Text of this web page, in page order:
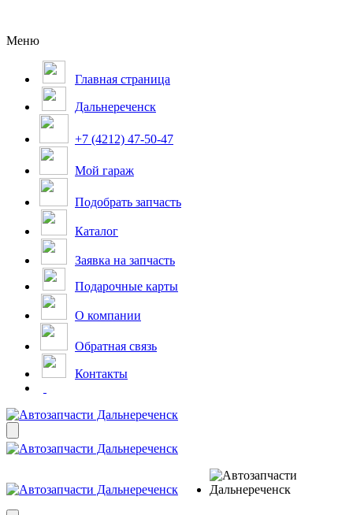
Меню
Главная страница
Дальнереченск
+7 (4212) 47-50-47
Мой гараж
Подобрать запчасть
Каталог
Заявка на запчасть
Подарочные карты
О компании
Обратная связь
Контакты